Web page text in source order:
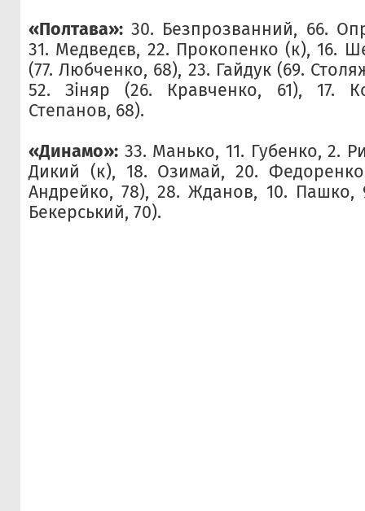
«Полтава»: 30. Безпрозванний, 66.
31. Медведєв, 22. Прокопенко (к), 16.
(77. Любченко, 68), 23. Гайдук (69.
52. Зіняр (26. Кравченко, 61), 17.
Степанов, 68).
«Динамо»: 33. Манько, 11. Губенко, 2.
Дикий (к), 18. Озимай, 20.
Андрейко, 78), 28. Жданов, 10. Пашко,
Бекерський, 70).